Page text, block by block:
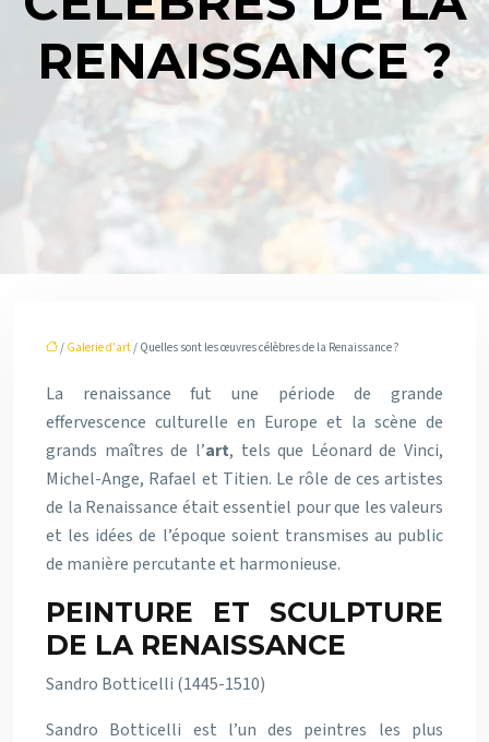
RENAISSANCE ?
/ Galerie d'art/ Quelles sont les œuvres célèbres de la Renaissance ?
La renaissance fut une période de grande
effervescence culturelle en Europe et la scène de
grands maîtres de l’art, tels que Léonard de Vinci,
Michel-Ange, Rafael et Titien. Le rôle de ces artistes
de la Renaissance était essentiel pour que les valeurs
et les idées de l’époque soient transmises au public
de manière percutante et harmonieuse.
PEINTURE ET SCULPTURE
DE LA RENAISSANCE
Sandro Botticelli (1445-1510)
Sandro Botticelli est l’un des peintres les plus